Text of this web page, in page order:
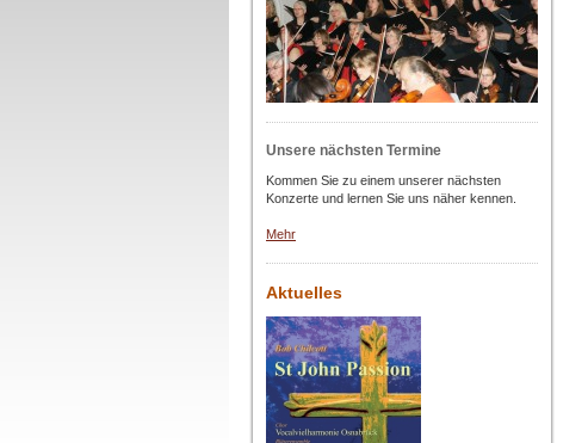
Unsere nächsten Termine
Kommen Sie zu einem unserer nächsten
Konzerte und lernen Sie uns näher kennen.
Mehr
Aktuelles